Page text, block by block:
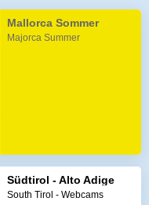
Mallorca Sommer
Majorca Summer
Südtirol - Alto Adige
South Tirol - Webcams